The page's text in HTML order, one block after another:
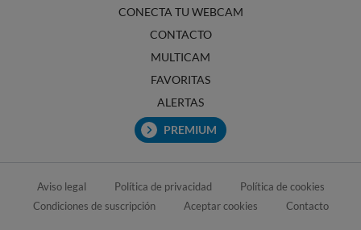
CONECTA TU WEBCAM
CONTACTO
MULTICAM
FAVORITAS
ALERTAS
PREMIUM
Aviso legal Política de privacidad
Política de cookies
Condiciones de suscripción
Aceptar cookies Contacto